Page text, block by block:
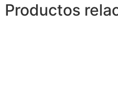
Productos